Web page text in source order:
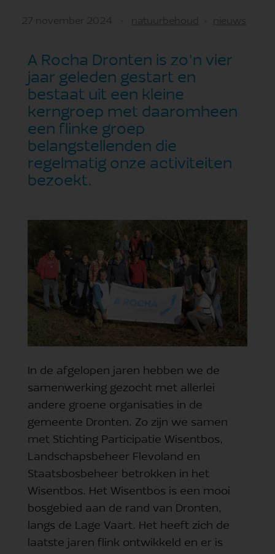
27 november 2024 natuurbehoud nieuws
A Rocha Dronten is zo’n vier
jaar geleden gestart en
bestaat uit een kleine
kerngroep met daaromheen
een flinke groep
belangstellenden die
regelmatig onze activiteiten
bezoekt.
In de afgelopen jaren hebben we de
samenwerking gezocht met allerlei
andere groene organisaties in de
gemeente Dronten. Zo zijn we samen
met Stichting Participatie Wisentbos,
Landschapsbeheer Flevoland en
Staatsbosbeheer betrokken in het
Wisentbos. Het Wisentbos is een mooi
bosgebied aan de rand van Dronten,
langs de Lage Vaart. Het heeft zich de
laatste jaren flink ontwikkeld en er is